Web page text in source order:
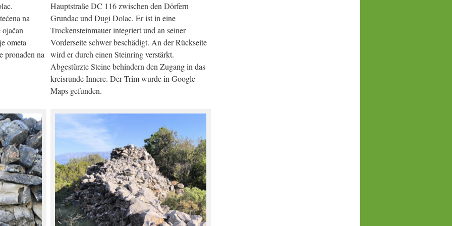
na
ometa
pronađen na
Hauptstraße DC 116 zwischen den Dörfern
Grundac und Dugi Dolac. Er ist in eine
Trockensteinmauer integriert und an seiner
Vorderseite schwer beschädigt. An der Rückseite
wird er durch einen Steinring verstärkt.
Abgestürzte Steine behindern den Zugang in das
kreisrunde Innere. Der Trim wurde in Google
Maps gefunden.